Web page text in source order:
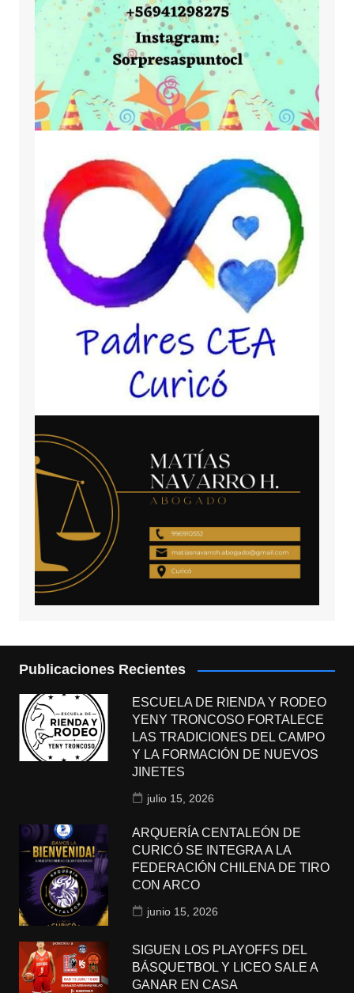
Publicaciones Recientes
ESCUELA DE RIENDA Y RODEO
YENY TRONCOSO FORTALECE
LAS TRADICIONES DEL CAMPO
Y LA FORMACIÓN DE NUEVOS
JINETES
julio 15, 2026
ARQUERÍA CENTALEÓN DE
CURICÓ SE INTEGRA A LA
FEDERACIÓN CHILENA DE TIRO
CON ARCO
junio 15, 2026
SIGUEN LOS PLAYOFFS DEL
BÁSQUETBOL Y LICEO SALE A
GANAR EN CASA